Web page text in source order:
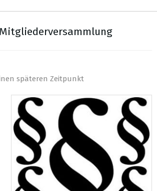
Mitgliederversammlung
späteren Zeitpunkt